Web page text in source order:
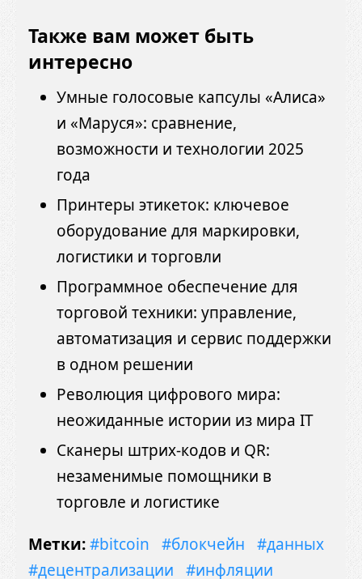
Также вам может быть
интересно
Умные голосовые капсулы «Алиса»
и «Маруся»: сравнение,
возможности и технологии 2025
года
Принтеры этикеток: ключевое
оборудование для маркировки,
логистики и торговли
Программное обеспечение для
торговой техники: управление,
автоматизация и сервис поддержки
в одном решении
Революция цифрового мира:
неожиданные истории из мира IT
Сканеры штрих-кодов и QR:
незаменимые помощники в
торговле и логистике
Метки:#bitcoin #блокчейн
#данных
#децентрализации
#инфляции